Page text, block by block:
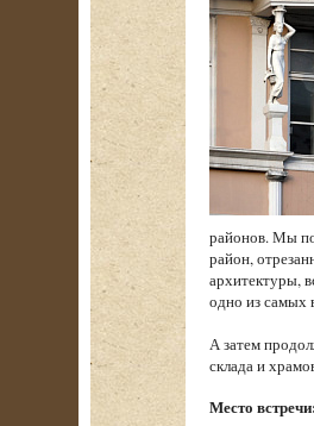
районов. Мы
район,
архитектуры,
одно из самых
А затем
склада и
Место